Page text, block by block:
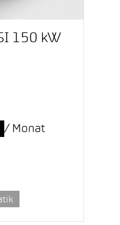
150 kW
/ Monat